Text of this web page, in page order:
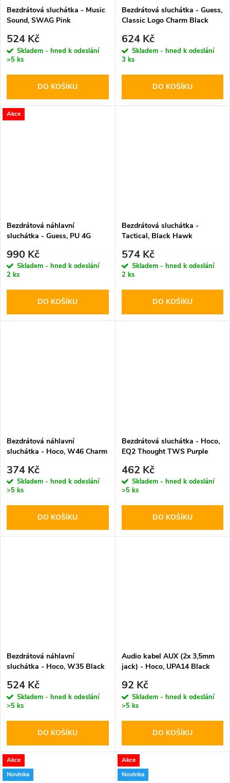
Bezdrátová sluchátka - Music
Sound, SWAG Pink
524 Kč
Skladem - hned k odeslání
>5 ks
DO KOŠÍKU
Bezdrátová sluchátka - Guess,
Classic Logo Charm Black
624 Kč
Skladem - hned k odeslání
3 ks
DO KOŠÍKU
Akce
Bezdrátová náhlavní
sluchátka - Guess, PU 4G
990 Kč
Skladem - hned k odeslání
2 ks
DO KOŠÍKU
Bezdrátová sluchátka -
Tactical, Black Hawk
574 Kč
Skladem - hned k odeslání
2 ks
DO KOŠÍKU
Bezdrátová náhlavní
sluchátka - Hoco, W46 Charm
374 Kč
Skladem - hned k odeslání
>5 ks
DO KOŠÍKU
Bezdrátová sluchátka - Hoco,
EQ2 Thought TWS Purple
462 Kč
Skladem - hned k odeslání
>5 ks
DO KOŠÍKU
Bezdrátová náhlavní
sluchátka - Hoco, W35 Black
524 Kč
Skladem - hned k odeslání
>5 ks
DO KOŠÍKU
Audio kabel AUX (2x 3,5mm
jack) - Hoco, UPA14 Black
92 Kč
Skladem - hned k odeslání
>5 ks
DO KOŠÍKU
Akce
Novinka
Akce
Novinka